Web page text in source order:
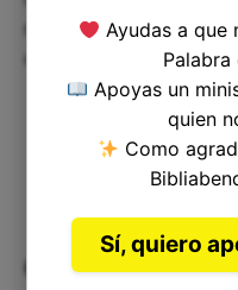
relación se
cualquier obstáculo.
Conclusión:
Ayudas a que
Apoyas un
quien
Como
Sí, quiero